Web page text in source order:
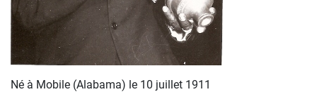
Né à Mobile (Alabama) le 10 juillet 1911